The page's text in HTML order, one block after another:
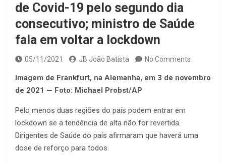
de Covid-19 pelo segundo dia
consecutivo; ministro de Saúde
fala em voltar a lockdown
05/11/2021 JB João Batista No Comments
Imagem de Frankfurt, na Alemanha, em 3 de novembro
de 2021 — Foto: Michael Probst/AP
Pelo menos duas regiões do país podem entrar em
lockdown se a tendência de alta não for revertida.
Dirigentes de Saúde do país afirmaram que haverá uma
dose de reforço para todos.